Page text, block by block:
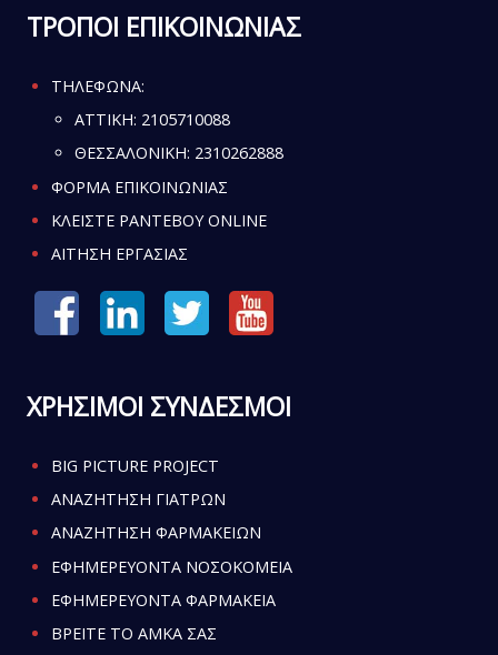
ΤΡΟΠΟΙ ΕΠΙΚΟΙΝΩΝΙΑΣ
ΤΗΛΕΦΩΝΑ:
ATTIKH: 2105710088
ΘΕΣΣΑΛΟΝΙΚΗ: 2310262888
ΦΟΡΜΑ ΕΠΙΚΟΙΝΩΝΙΑΣ
ΚΛΕΙΣΤΕ ΡΑΝΤΕΒΟΥ ONLINE
ΑΙΤΗΣΗ ΕΡΓΑΣΙΑΣ
ΧΡΗΣΙΜΟΙ ΣΥΝΔΕΣΜΟΙ
BIG PICTURE PROJECT
ΑΝΑΖΗΤΗΣΗ ΓΙΑΤΡΩΝ
ΑΝΑΖΗΤΗΣΗ ΦΑΡΜΑΚΕΙΩΝ
ΕΦΗΜΕΡΕΥΟΝΤΑ ΝΟΣΟΚΟΜΕΙΑ
ΕΦΗΜΕΡΕΥΟΝΤΑ ΦΑΡΜΑΚΕΙΑ
ΒΡΕΙΤΕ ΤΟ ΑΜΚΑ ΣΑΣ